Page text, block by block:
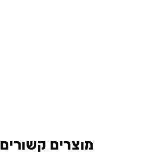
מוצרים קשורים